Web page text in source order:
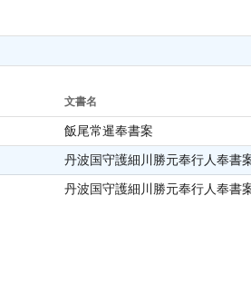
文書名
飯尾常暹奉書案
丹波国守護細川勝元奉行人奉書
丹波国守護細川勝元奉行人奉書